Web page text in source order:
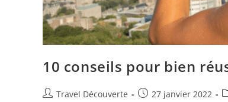
10 conseils pour bien
Travel Découverte 27 janvier 2022